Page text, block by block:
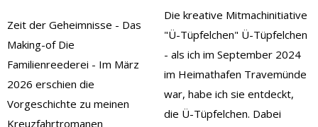
Zeit der Geheimnisse - Das
Making-of Die
Familienreederei - Im März
2026 erschien die
Vorgeschichte zu meinen
Kreuzfahrtromanen
Die kreative Mitmachinitiative
"Ü-Tüpfelchen" Ü-Tüpfelchen
- als ich im September 2024
im Heimathafen Travemünde
war, habe ich sie entdeckt,
die Ü-Tüpfelchen. Dabei